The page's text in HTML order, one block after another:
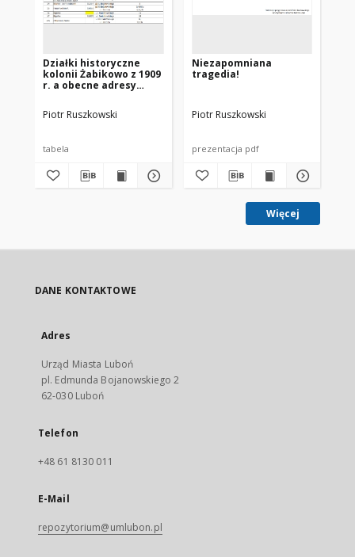
Działki historyczne
kolonii Żabikowo z 1909
r. a obecne adresy
Piotr Ruszkowski
tabela
Niezapomniana
tragedia!
Piotr Ruszkowski
prezentacja pdf
Więcej
DANE KONTAKTOWE
Adres
Urząd Miasta Luboń
pl. Edmunda Bojanowskiego 2
62-030 Luboń
Telefon
+48 61 8130 011
E-Mail
repozytorium@umlubon.pl